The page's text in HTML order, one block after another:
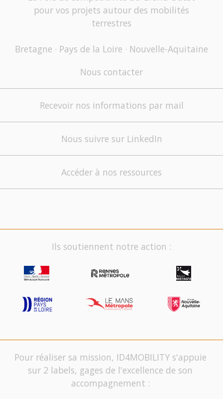
pour vos projets autour des mobilités
terrestres
Bretagne · Pays de la Loire · Nouvelle-Aquitaine
Nous contacter
Recevoir nos informations par mail
Nous suivre sur LinkedIn
Accéder à nos ressources
Ils soutiennent notre action :
Pour réaliser sa mission, ID4MOBILITY s'appuie
sur 2 labels, gages de l'excellence de son
accompagnement :